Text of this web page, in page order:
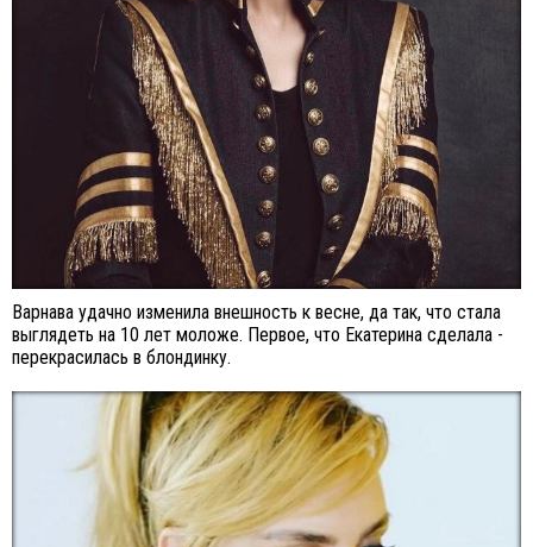
Варнава удачно изменила внешность к весне, да так, что стала
выглядеть на 10 лет моложе. Первое, что Екатерина сделала -
перекрасилась в блондинку.